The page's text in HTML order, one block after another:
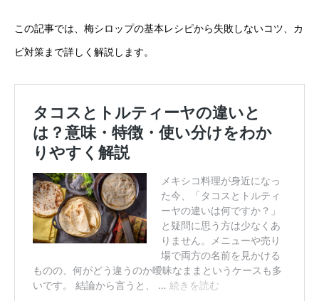
この記事では、梅シロップの基本レシピから失敗しないコツ、カ
ビ対策まで詳しく解説します。